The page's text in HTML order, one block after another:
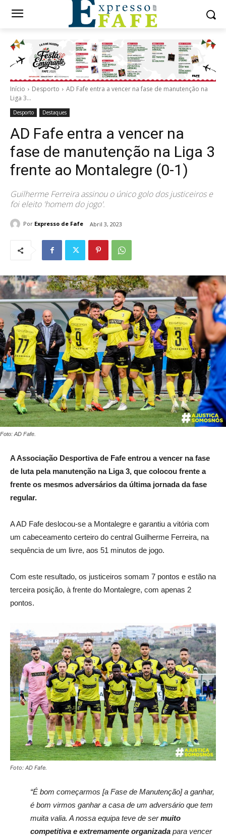
Início Desporto
AD Fafe entra a vencer na fase de manutenção na
Liga 3...
Desporto Destaques
AD Fafe entra a vencer na
fase de manutenção na Liga 3
frente ao Montalegre (0-1)
Guilherme Ferreira assinou o único golo dos justiceiros e
foi eleito 'homem do jogo'.
Por Expresso de Fafe Abril 3, 2023
Foto: AD Fafe.
A Associação Desportiva de Fafe entrou a vencer na fase
de luta pela manutenção na Liga 3, que colocou frente a
frente os mesmos adversários da última jornada da fase
regular.
A AD Fafe deslocou-se a Montalegre e garantiu a vitória com
um cabeceamento certeiro do central Guilherme Ferreira, na
sequência de um livre, aos 51 minutos de jogo.
Com este resultado, os justiceiros somam 7 pontos e estão na
terceira posição, à frente do Montalegre, com apenas 2
pontos.
Foto: AD Fafe.
“É bom começarmos [a Fase de Manutenção] a ganhar,
é bom virmos ganhar a casa de um adversário que tem
muita valia. A nossa equipa teve de sermuito
competitiva e extremamente organizada para vencer